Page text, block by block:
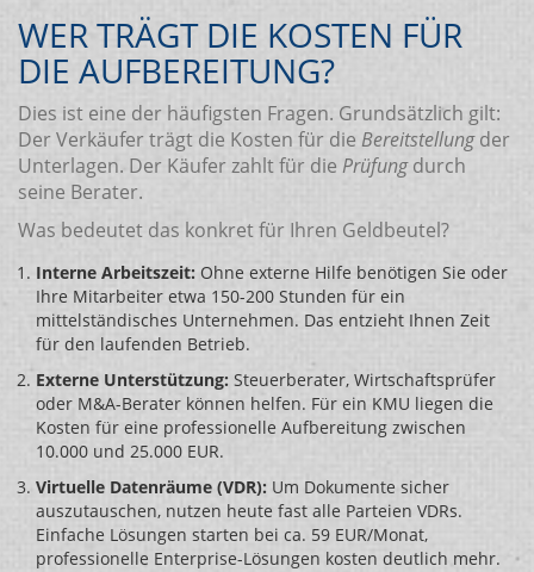
WER TRÄGT DIE KOSTEN FÜR
DIE AUFBEREITUNG?
Dies ist eine der häufigsten Fragen. Grundsätzlich gilt:
Der Verkäufer trägt die Kosten für die Bereitstellungder
Unterlagen. Der Käufer zahlt für die Prüfungdurch
seine Berater.
Was bedeutet das konkret für Ihren Geldbeutel?
Interne Arbeitszeit: Ohne externe Hilfe benötigen Sie oder
Ihre Mitarbeiter etwa 150-200 Stunden für ein
mittelständisches Unternehmen. Das entzieht Ihnen Zeit
für den laufenden Betrieb.
Externe Unterstützung: Steuerberater, Wirtschaftsprüfer
oder M&A-Berater können helfen. Für ein KMU liegen die
Kosten für eine professionelle Aufbereitung zwischen
10.000 und 25.000 EUR.
Virtuelle Datenräume (VDR): Um Dokumente sicher
auszutauschen, nutzen heute fast alle Parteien VDRs.
Einfache Lösungen starten bei ca. 59 EUR/Monat,
professionelle Enterprise-Lösungen kosten deutlich mehr.